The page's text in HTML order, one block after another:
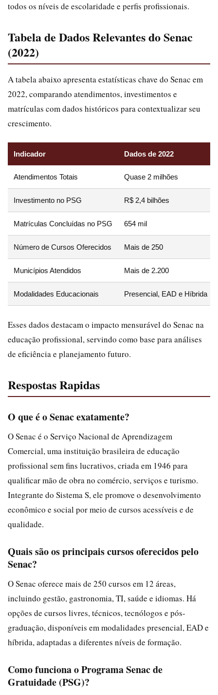
todos os níveis de escolaridade e perfis profissionais.
Tabela de Dados Relevantes do Senac
(2022)
A tabela abaixo apresenta estatísticas chave do Senac em
2022, comparando atendimentos, investimentos e
matrículas com dados históricos para contextualizar seu
crescimento.
Indicador Dados de 2022
Atendimentos Totais Quase 2 milhões
Investimento no PSG R$ 2,4 bilhões
Matrículas Concluídas no PSG 654 mil
Número de Cursos Oferecidos Mais de 250
Municípios Atendidos Mais de 2.200
Modalidades Educacionais Presencial, EAD e Híbrida
Esses dados destacam o impacto mensurável do Senac na
educação profissional, servindo como base para análises
de eficiência e planejamento futuro.
Respostas Rapidas
O que é o Senac exatamente?
O Senac é o Serviço Nacional de Aprendizagem
Comercial, uma instituição brasileira de educação
profissional sem fins lucrativos, criada em 1946 para
qualificar mão de obra no comércio, serviços e turismo.
Integrante do Sistema S, ele promove o desenvolvimento
econômico e social por meio de cursos acessíveis e de
qualidade.
Quais são os principais cursos oferecidos pelo
Senac?
O Senac oferece mais de 250 cursos em 12 áreas,
incluindo gestão, gastronomia, TI, saúde e idiomas. Há
opções de cursos livres, técnicos, tecnólogos e pós-
graduação, disponíveis em modalidades presencial, EAD e
híbrida, adaptadas a diferentes níveis de formação.
Como funciona o Programa Senac de
Gratuidade (PSG)?